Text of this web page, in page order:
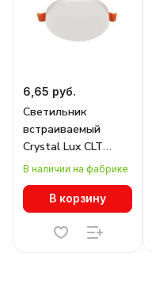
6,65 руб.
Светильник
встраиваемый
Crystal Lux CLT
500C170 WH 3000K
В наличии на фабрике
В корзину